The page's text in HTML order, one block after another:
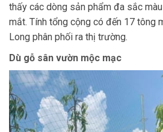
thấy các dòng sản phẩm đa sắc
mắt. Tính tổng cộng có đến 17 tông
Long phân phối ra thị trường.
Dù gỗ sân vườn mộc mạc